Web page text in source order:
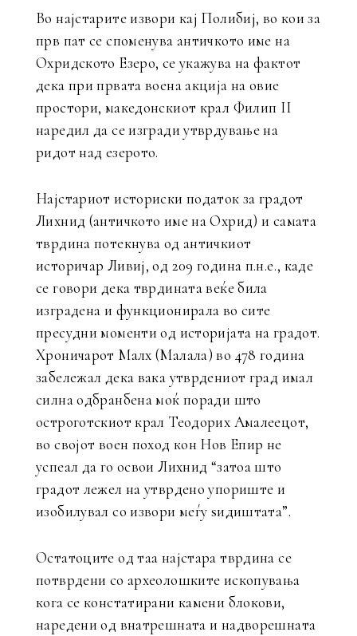
Во најстарите извори кај Полибиј, во кои за
прв пат се споменува античкото име на
Охридското Езеро, се укажува на фактот
дека при првата воена акција на овие
простори, македонскиот крал Филип II
наредил да се изгради утврдување на
ридот над езерото.
Најстариот историски податок за градот
Лихнид (античкото име на Охрид) и самата
тврдина потекнува од античкиот
историчар Ливиј, од 209 година п.н.е., каде
се говори дека тврдината веќе била
изградена и функционирала во сите
пресудни моменти од историјата на градот.
Хроничарот Малх (Малала) во 478 година
забележал дека вака утврдениот град имал
силна одбранбена моќ поради што
остроготскиот крал Теодорих Амалеецот,
во својот воен поход кон Нов Епир не
успеал да го освои Лихнид “затоа што
градот лежел на утврдено упориште и
изобилувал со извори меѓу ѕидиштата”.
Остатоците од таа најстара тврдина се
потврдени со археолошките ископувања
кога се констатирани камени блокови,
наредени од внатрешната и надворешната